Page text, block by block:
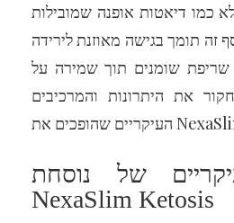
כמו דיאטות אופנה שמובילות
זה תומך בגישה מאוזנת לירידה
שריפת שומנים תוך שמירה על
את היתרונות והמרכיבים
של נוסחת
NexaSlim Ketosis